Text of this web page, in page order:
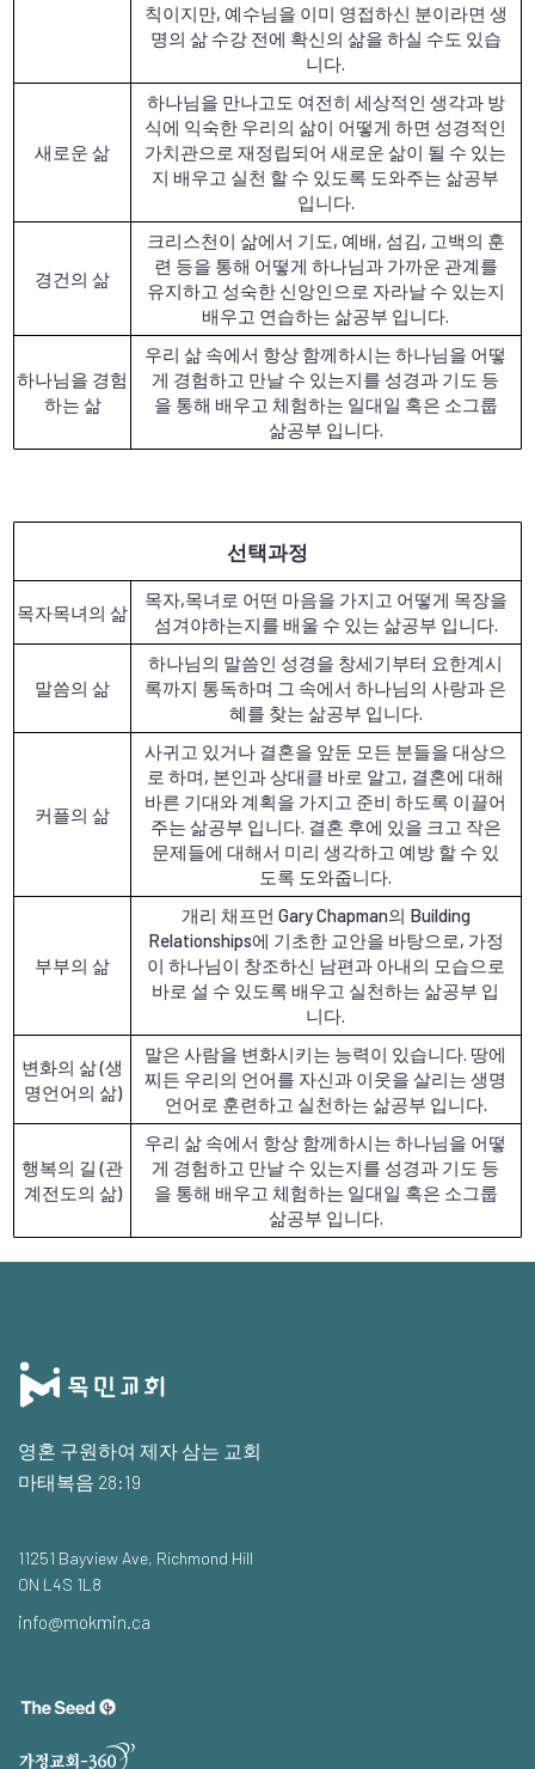
칙이지만, 예수님을 이미 영접하신 분이라면 생
명의 삶 수강 전에 확신의 삶을 하실 수도 있습
니다.
새로운 삶
하나님을 만나고도 여전히 세상적인 생각과 방
식에 익숙한 우리의 삶이 어떻게 하면 성경적인
가치관으로 재정립되어 새로운 삶이 될 수 있는
지 배우고 실천 할 수 있도록 도와주는 삶공부
입니다.
경건의 삶
크리스천이 삶에서 기도, 예배, 섬김, 고백의 훈
련 등을 통해 어떻게 하나님과 가까운 관계를
유지하고 성숙한 신앙인으로 자라날 수 있는지
배우고 연습하는 삶공부 입니다.
하나님을 경험
하는 삶
우리 삶 속에서 항상 함께하시는 하나님을 어떻
게 경험하고 만날 수 있는지를 성경과 기도 등
을 통해 배우고 체험하는 일대일 혹은 소그룹
삶공부 입니다.
선택과정
목자목녀의 삶
목자,목녀로 어떤 마음을 가지고 어떻게 목장을
섬겨야하는지를 배울 수 있는 삶공부 입니다.
말씀의 삶
하나님의 말씀인 성경을 창세기부터 요한계시
록까지 통독하며 그 속에서 하나님의 사랑과 은
혜를 찾는 삶공부 입니다.
커플의 삶
사귀고 있거나 결혼을 앞둔 모든 분들을 대상으
로 하며, 본인과 상대클 바로 알고, 결혼에 대해
바른 기대와 계획을 가지고 준비 하도록 이끌어
주는 삶공부 입니다. 결혼 후에 있을 크고 작은
문제들에 대해서 미리 생각하고 예방 할 수 있
도록 도와줍니다.
부부의 삶
개리 채프먼 Gary Chapman의 Building
Relationships에 기초한 교안을 바탕으로, 가정
이 하나님이 창조하신 남편과 아내의 모습으로
바로 설 수 있도록 배우고 실천하는 삶공부 입
니다.
변화의 삶 (생
명언어의 삶)
말은 사람을 변화시키는 능력이 있습니다. 땅에
찌든 우리의 언어를 자신과 이웃을 살리는 생명
언어로 훈련하고 실천하는 삶공부 입니다.
행복의 길 (관
계전도의 삶)
우리 삶 속에서 항상 함께하시는 하나님을 어떻
게 경험하고 만날 수 있는지를 성경과 기도 등
을 통해 배우고 체험하는 일대일 혹은 소그룹
삶공부 입니다.
영혼 구원하여 제자 삼는 교회
마태복음 28:19
11251 Bayview Ave, Richmond Hill
ON L4S 1L8
info@mokmin.ca